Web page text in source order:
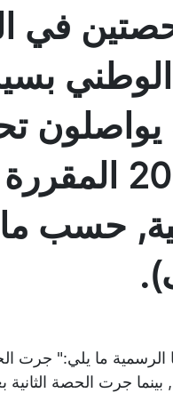
في
الوطني
كأس العالم
حسب
الرسمية ما يلي:" جرت
بينما جرت الحصة